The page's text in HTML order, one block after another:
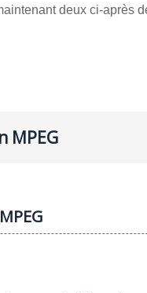
deux ci-après
MPEG